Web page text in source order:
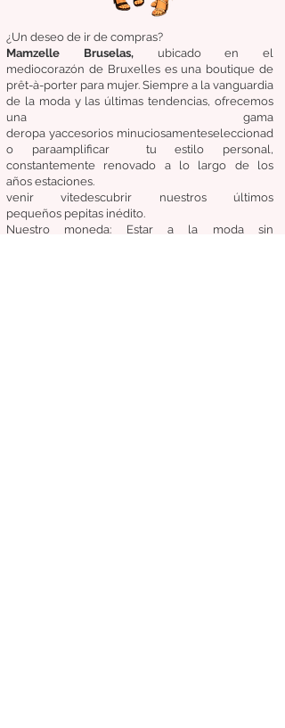
¿Un deseo de ir de compras?
Mamzelle Bruselas, ubicado en el
mediocorazón de Bruxelles es una boutique de
prêt-à-porter para mujer. Siempre a la vanguardia
de la moda y las últimas tendencias, ofrecemos
una gama
deropa yaccesorios minuciosamenteseleccionad
o paraamplificartu estilo personal,
constantemente renovado a lo largo de los
años estaciones.
venir vitedescubrir nuestros últimos
pequeños pepitas inédito.
Nuestro moneda:
Estar a la moda sin